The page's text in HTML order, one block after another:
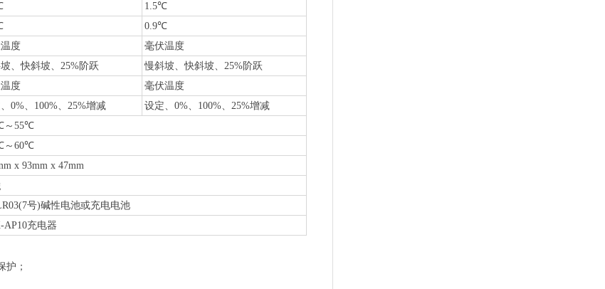
1.5℃
0.9℃
度
毫伏温度
、快斜坡、25%阶跃 慢斜坡、快斜坡、25%阶跃
度
毫伏温度
0%、100%、25%增减 设定、0%、100%、25%增减
～55℃
～60℃
x 93mm x 47mm
号)碱性电池或充电电池
AP10充电器
护；